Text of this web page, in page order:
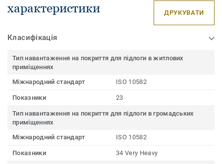
характеристики
ДРУКУВАТИ
Класифікація
Тип навантаження на покриття для підлоги в житлових
приміщеннях
Міжнародний стандарт
ISO 10582
Показники 23
Тип навантаження на покриття для підлоги в громадських
приміщеннях
Міжнародний стандарт
ISO 10582
Показники 34 Very Heavy